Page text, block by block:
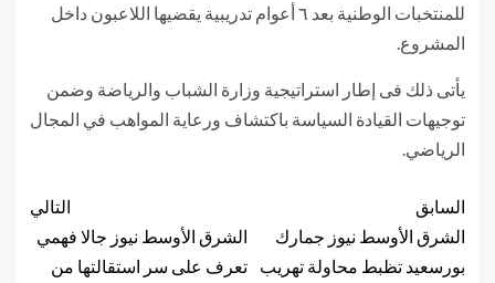
للمنتخبات الوطنية بعد ٦ أعوام تدريبية يقضيها اللاعبون داخل
المشروع.
يأتى ذلك فى إطار استراتيجية وزارة الشباب والرياضة وضمن
توجيهات القيادة السياسة باكتشاف ورعاية المواهب في المجال
الرياضي.
السابق
الشرق الأوسط نيوز جمارك
بورسعيد تظبط محاولة تهريب
التالي
الشرق الأوسط نيوز جالا فهمي
تعرف على سر استقالتها من